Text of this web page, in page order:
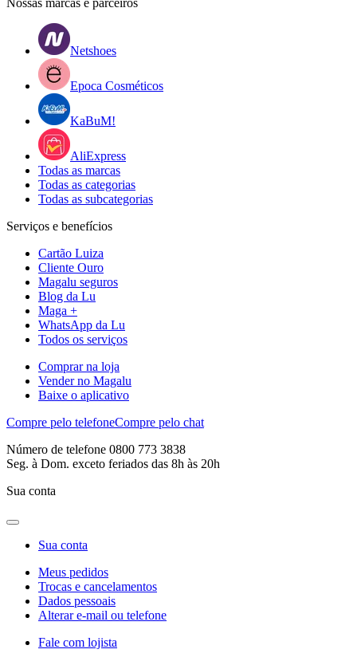
Netshoes
Epoca Cosméticos
KaBuM!
AliExpress
Todas as marcas
Todas as categorias
Todas as subcategorias
Serviços e benefícios
Cartão Luiza
Cliente Ouro
Magalu seguros
Blog da Lu
Maga +
WhatsApp da Lu
Todos os serviços
Comprar na loja
Vender no Magalu
Baixe o aplicativo
Compre pelo telefoneCompre pelo chat
Número de telefone 0800 773 3838
Seg. à Dom. exceto feriados das 8h às 20h
Sua conta
Sua conta
Meus pedidos
Trocas e cancelamentos
Dados pessoais
Alterar e-mail ou telefone
Fale com lojista